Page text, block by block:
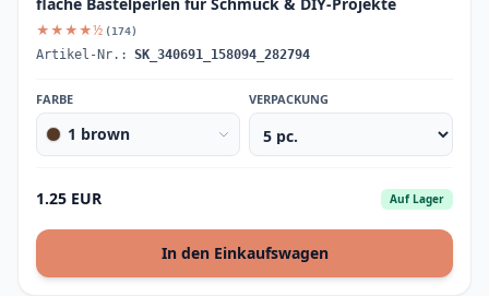
★★★★½ (174)
Artikel-Nr.: SK_340691_158094_282794
FARBE
1 brown
VERPACKUNG
1.25 EUR Auf Lager
In den Einkaufswagen